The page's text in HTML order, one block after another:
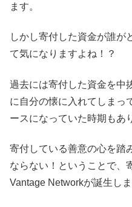
ます。
しかし寄付した資金が誰が
て気になりますよね！？
過去には寄付した資金を中
に自分の懐に入れてしまっ
ースになっていた時期もあ
寄付している善意の心を踏
ならない！ということで、
Vantage Networkが誕生しま